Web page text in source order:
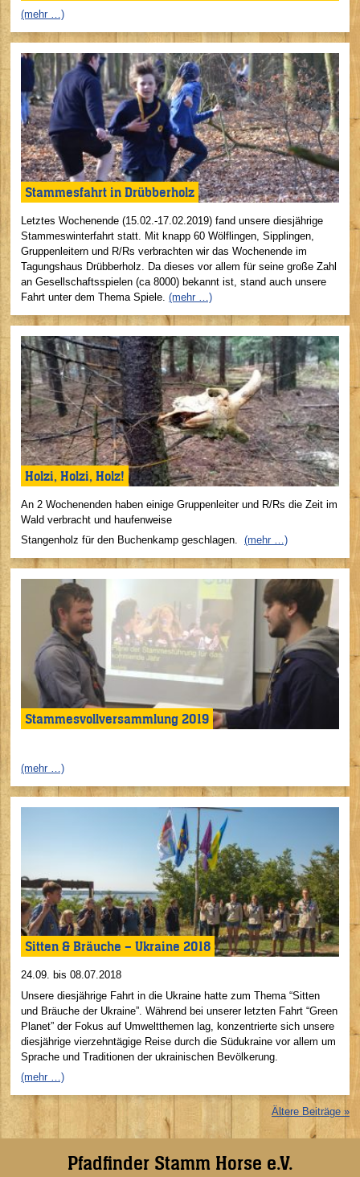
(mehr …)
Stammesfahrt in Drübberholz
Letztes Wochenende (15.02.-17.02.2019) fand unsere diesjährige
Stammeswinterfahrt statt. Mit knapp 60 Wölflingen, Sipplingen,
Gruppenleitern und R/Rs verbrachten wir das Wochenende im
Tagungshaus Drübberholz. Da dieses vor allem für seine große Zahl
an Gesellschaftsspielen (ca 8000) bekannt ist, stand auch unsere
Fahrt unter dem Thema Spiele. (mehr …)
Holzi, Holzi, Holz!
An 2 Wochenenden haben einige Gruppenleiter und R/Rs die Zeit im
Wald verbracht und haufenweise
Stangenholz für den Buchenkamp geschlagen. (mehr …)
Stammesvollversammlung 2019
(mehr …)
Sitten & Bräuche – Ukraine 2018
24.09. bis 08.07.2018
Unsere diesjährige Fahrt in die Ukraine hatte zum Thema “Sitten
und Bräuche der Ukraine”. Während bei unserer letzten Fahrt “Green
Planet” der Fokus auf Umweltthemen lag, konzentrierte sich unsere
diesjährige vierzehntägige Reise durch die Südukraine vor allem um
Sprache und Traditionen der ukrainischen Bevölkerung.
(mehr …)
Ältere Beiträge »
Pfadfinder Stamm Horse e.V.